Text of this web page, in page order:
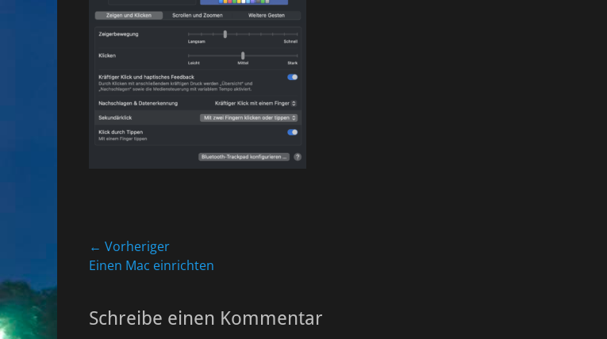
Beitragsnavigation
← Vorheriger
Vorheriger
Einen Mac einrichten
Schreibe einen Kommentar